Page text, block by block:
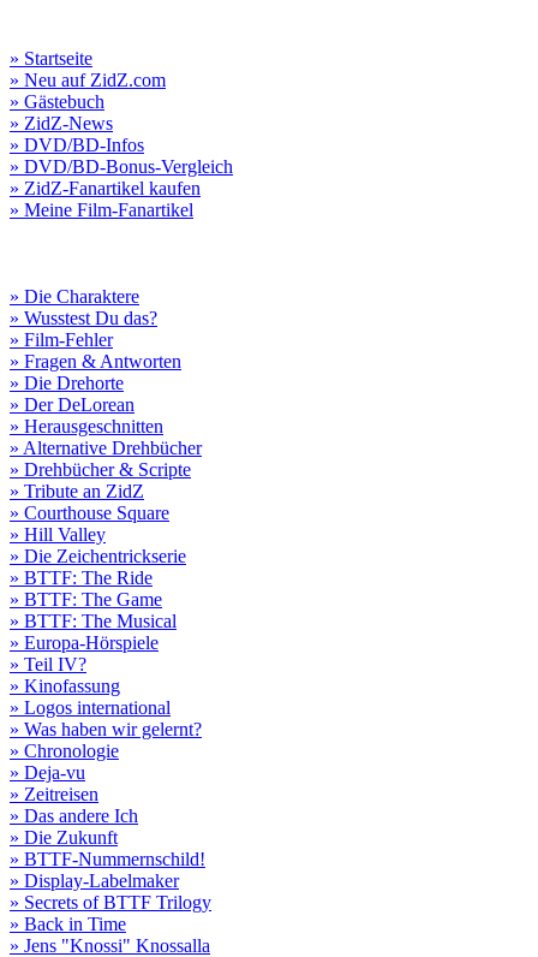
» Startseite
» Neu auf ZidZ.com
» Gästebuch
» ZidZ-News
» DVD/BD-Infos
» DVD/BD-Bonus-Vergleich
» ZidZ-Fanartikel kaufen
» Meine Film-Fanartikel
» Die Charaktere
» Wusstest Du das?
» Film-Fehler
» Fragen & Antworten
» Die Drehorte
» Der DeLorean
» Herausgeschnitten
» Alternative Drehbücher
» Drehbücher & Scripte
» Tribute an ZidZ
» Courthouse Square
» Hill Valley
» Die Zeichentrickserie
» BTTF: The Ride
» BTTF: The Game
» BTTF: The Musical
» Europa-Hörspiele
» Teil IV?
» Kinofassung
» Logos international
» Was haben wir gelernt?
» Chronologie
» Deja-vu
» Zeitreisen
» Das andere Ich
» Die Zukunft
» BTTF-Nummernschild!
» Display-Labelmaker
» Secrets of BTTF Trilogy
» Back in Time
» Jens "Knossi" Knossalla